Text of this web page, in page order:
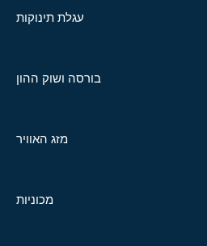
עגלת תינוקות
בורסה ושוק ההון
מזג האוויר
מכוניות